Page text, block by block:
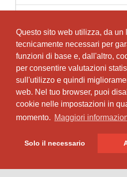
Questo sito web utilizza, da un
tecnicamente necessari per
funzioni di base e, dall'altro,
per consentire valutazioni
sull'utilizzo e quindi
web. Nel tuo browser, puoi
cookie nelle impostazioni in
momento. Maggiori
Solo il necessario
Questo sito web utilizza, da un
tecnicamente necessari per
funzioni di base e, dall'altro,
per consentire valutazioni
sull'utilizzo e quindi
web. Nel tuo browser, puoi
cookie nelle impostazioni in
momento. Maggiori
Solo il necessario
Unlimited 12 Monate
Unlimited monatlich
Unlimited + Open Gym 12 Mt
Unlimited Partner Abo monatlich